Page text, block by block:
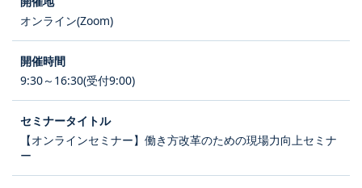
オンライン(Zoom)
9:30～16:30(受付9:00)
【オンラインセミナー】働き方改革のための現場力向上セミナ
ー